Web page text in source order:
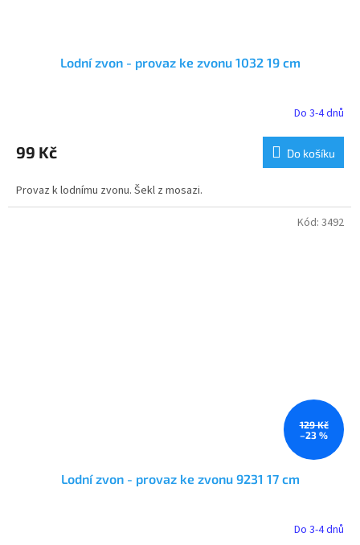
Lodní zvon - provaz ke zvonu 1032 19 cm
Do 3-4 dnů
99 Kč Do košíku
Provaz k lodnímu zvonu. Šekl z mosazi.
129 Kč
–23 %
Lodní zvon - provaz ke zvonu 9231 17 cm
Do 3-4 dnů
Kód: 3492